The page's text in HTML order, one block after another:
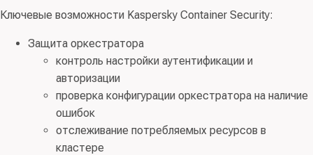
обнаружения угроз и расследования сетевых
Код(ы) продукции:62 Продукты программные и услуги
по разработке программного обеспечения;
консультационные и аналогичные услуги в области
информационных технологий; 63.11.19 Услуги прочие
по размещению и предоставлению инфраструктуры
информационных технологий
Ключевые возможности Kaspersky Container Security:
Защита оркестратора
контроль настройки аутентификации и
авторизации
проверка конфигурации оркестратора на наличие
ошибок
отслеживание потребляемых ресурсов в
кластере